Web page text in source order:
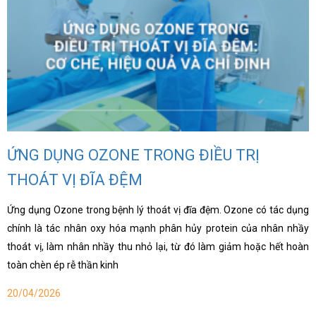
ỨNG DỤNG OZONE TRONG ĐIỀU TRỊ
THOÁT VỊ ĐĨA ĐỆM
Ứng dụng Ozone trong bệnh lý thoát vị đĩa đệm. Ozone có tác dụng
chính là tác nhân oxy hóa mạnh phân hủy protein của nhân nhầy
thoát vị, làm nhân nhầy thu nhỏ lại, từ đó làm giảm hoặc hết hoàn
toàn chèn ép rễ thần kinh
20/04/2026